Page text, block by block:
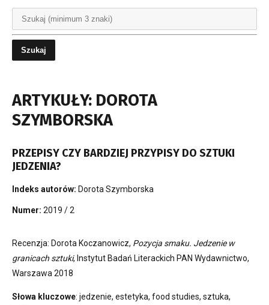
ARTYKUŁY: DOROTA
SZYMBORSKA
PRZEPISY CZY BARDZIEJ PRZYPISY DO SZTUKI
JEDZENIA?
Indeks autorów: Dorota Szymborska
Numer: 2019 / 2
Recenzja: Dorota Koczanowicz, Pozycja smaku. Jedzenie w
granicach sztuki, Instytut Badań Literackich PAN Wydawnictwo,
Warszawa 2018
Słowa kluczowe: jedzenie, estetyka, food studies, sztuka,